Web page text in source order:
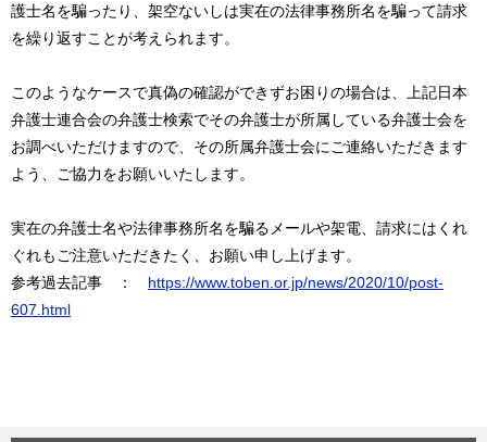
護士名を騙ったり、架空ないしは実在の法律事務所名を騙って請求
を繰り返すことが考えられます。
このようなケースで真偽の確認ができずお困りの場合は、上記日本
弁護士連合会の弁護士検索でその弁護士が所属している弁護士会を
お調べいただけますので、その所属弁護士会にご連絡いただきます
よう、ご協力をお願いいたします。
実在の弁護士名や法律事務所名を騙るメールや架電、請求にはくれ
ぐれもご注意いただきたく、お願い申し上げます。
参考過去記事 ： https://www.toben.or.jp/news/2020/10/post-
607.html